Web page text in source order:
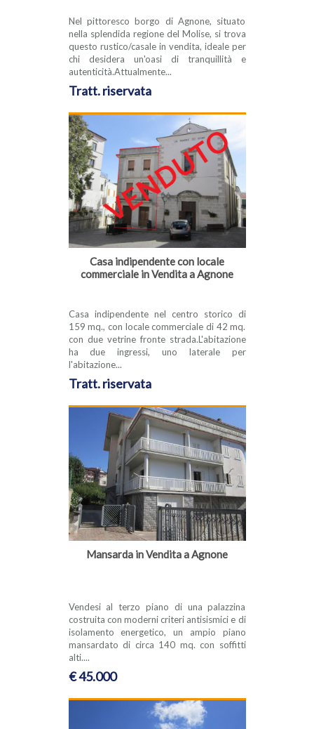
Nel pittoresco borgo di Agnone, situato
nella splendida regione del Molise, si trova
questo rustico/casale in vendita, ideale per
chi desidera un'oasi di tranquillità e
autenticità.Attualmente...
Tratt. riservata
Casa indipendente con locale
commerciale in Vendita a Agnone
Casa indipendente nel centro storico di
159 mq., con locale commerciale di 42 mq.
con due vetrine fronte strada.L'abitazione
ha due ingressi, uno laterale per
l'abitazione...
Tratt. riservata
Mansarda in Vendita a Agnone
Vendesi al terzo piano di una palazzina
costruita con moderni criteri antisismici e di
isolamento energetico, un ampio piano
mansardato di circa 140 mq. con soffitti
alti....
€ 45.000